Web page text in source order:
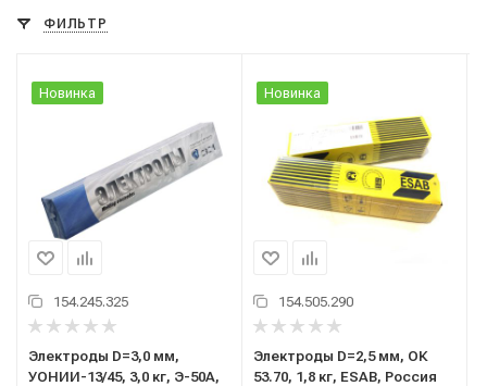
ФИЛЬТР
Новинка
154.245.325
Электроды D=3,0 мм,
УОНИИ-13/45, 3,0 кг, Э-50А,
Новинка
154.505.290
Электроды D=2,5 мм, ОК
53.70, 1,8 кг, ESAB, Россия